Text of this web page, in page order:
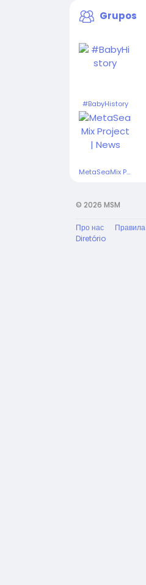
Grupos
#BabyHistory
MetaSeaMix Project | News
© 2026 MSM
Про нас Правила
Diretório